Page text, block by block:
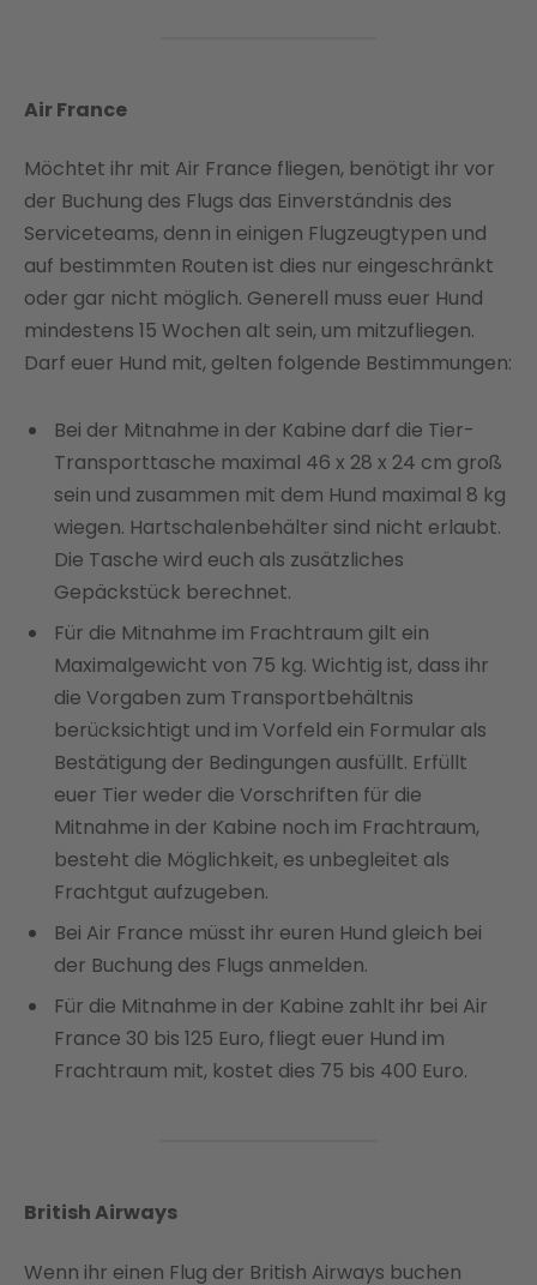
Air France
Möchtet ihr mit Air France fliegen, benötigt ihr vor
der Buchung des Flugs das Einverständnis des
Serviceteams, denn in einigen Flugzeugtypen und
auf bestimmten Routen ist dies nur eingeschränkt
oder gar nicht möglich. Generell muss euer Hund
mindestens 15 Wochen alt sein, um mitzufliegen.
Darf euer Hund mit, gelten folgende Bestimmungen:
Bei der Mitnahme in der Kabine darf die Tier-
Transporttasche maximal 46 x 28 x 24 cm groß
sein und zusammen mit dem Hund maximal 8 kg
wiegen. Hartschalenbehälter sind nicht erlaubt.
Die Tasche wird euch als zusätzliches
Gepäckstück berechnet.
Für die Mitnahme im Frachtraum gilt ein
Maximalgewicht von 75 kg. Wichtig ist, dass ihr
die Vorgaben zum Transportbehältnis
berücksichtigt und im Vorfeld ein Formular als
Bestätigung der Bedingungen ausfüllt. Erfüllt
euer Tier weder die Vorschriften für die
Mitnahme in der Kabine noch im Frachtraum,
besteht die Möglichkeit, es unbegleitet als
Frachtgut aufzugeben.
Bei Air France müsst ihr euren Hund gleich bei
der Buchung des Flugs anmelden.
Für die Mitnahme in der Kabine zahlt ihr bei Air
France 30 bis 125 Euro, fliegt euer Hund im
Frachtraum mit, kostet dies 75 bis 400 Euro.
British Airways
Wenn ihr einen Flug der British Airways buchen